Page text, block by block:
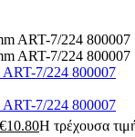
7/224 800007
7/224 800007
€10.80Η τρέχουσα